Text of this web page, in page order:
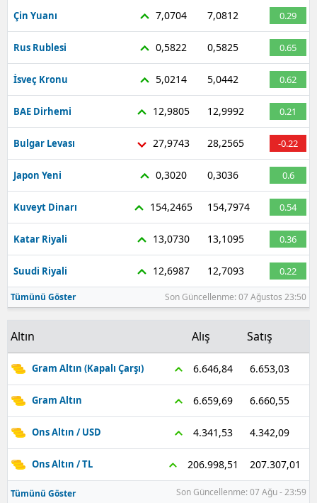
Çin Yuanı 7,0704 7,0812 0.29
Rus Rublesi 0,5822 0,5825 0.65
İsveç Kronu 5,0214 5,0442 0.62
BAE Dirhemi 12,9805 12,9992 0.21
Bulgar Levası 27,9743 28,2565 -0.22
Japon Yeni 0,3020 0,3036 0.6
Kuveyt Dinarı 154,2465 154,7974 0.54
Katar Riyali 13,0730 13,1095 0.36
Suudi Riyali 12,6987 12,7093 0.22
Tümünü Göster Son Güncellenme: 07 Ağustos 23:50
Altın Alış Satış
Gram Altın (Kapalı Çarşı) 6.646,84 6.653,03
Gram Altın 6.659,69 6.660,55
Ons Altın / USD 4.341,53 4.342,09
Ons Altın / TL 206.998,51 207.307,01
Tümünü Göster Son Güncellenme: 07 Ağu - 23:59